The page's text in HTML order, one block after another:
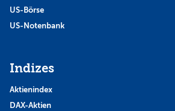
US-Börse
US-Notenbank
Indizes
Aktienindex
DAX-Aktien